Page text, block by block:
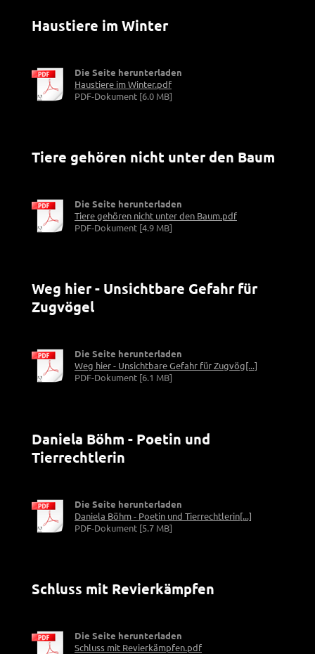
Haustiere im Winter
Die Seite herunterladen
Haustiere im Winter.pdf
PDF-Dokument [6.0 MB]
Tiere gehören nicht unter den Baum
Die Seite herunterladen
Tiere gehören nicht unter den Baum.pdf
PDF-Dokument [4.9 MB]
Weg hier - Unsichtbare Gefahr für
Zugvögel
Die Seite herunterladen
Weg hier - Unsichtbare Gefahr für Zugvög[...]
PDF-Dokument [6.1 MB]
Daniela Böhm - Poetin und
Tierrechtlerin
Die Seite herunterladen
Daniela Böhm - Poetin und Tierrechtlerin[...]
PDF-Dokument [5.7 MB]
Schluss mit Revierkämpfen
Die Seite herunterladen
Schluss mit Revierkämpfen.pdf